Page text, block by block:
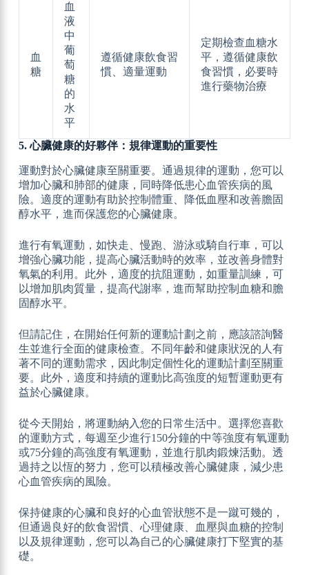
血
糖
血
液
中
葡
萄
糖
的
水
平
遵循健康飲食習
慣、適量運動
定期檢查血糖水
平，遵循健康飲
食習慣，必要時
進行藥物治療
5. 心臟健康的好夥伴：規律運動的重要性
運動對於心臟健康至關重要。通過規律的運動，您可以
增加心臟和肺部的健康，同時降低患心血管疾病的風
險。適度的運動有助於控制體重、降低血壓和改善膽固
醇水平，進而保護您的心臟健康。
進行有氧運動，如快走、慢跑、游泳或騎自行車，可以
增強心臟功能，提高心臟活動時的效率，並改善身體對
氧氣的利用。此外，適度的抗阻運動，如重量訓練，可
以增加肌肉質量，提高代謝率，進而幫助控制血糖和膽
固醇水平。
但請記住，在開始任何新的運動計劃之前，應該諮詢醫
生並進行全面的健康檢查。不同年齡和健康狀況的人有
著不同的運動需求，因此制定個性化的運動計劃至關重
要。此外，適度和持續的運動比高強度的短暫運動更有
益於心臟健康。
從今天開始，將運動納入您的日常生活中。選擇您喜歡
的運動方式，每週至少進行150分鐘的中等強度有氧運動
或75分鐘的高強度有氧運動，並進行肌肉鍛煉活動。透
過持之以恆的努力，您可以積極改善心臟健康，減少患
心血管疾病的風險。
保持健康的心臟和良好的心血管狀態不是一蹴可幾的，
但通過良好的飲食習慣、心理健康、血壓與血糖的控制
以及規律運動，您可以為自己的心臟健康打下堅實的基
礎。